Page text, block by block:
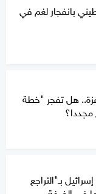
بانفجار لغم في
هل تفجر "خطة
بـ"التراجع